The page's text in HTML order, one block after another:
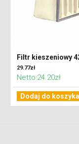
29.77zł
Netto:24.20zł
Dodaj do koszyka